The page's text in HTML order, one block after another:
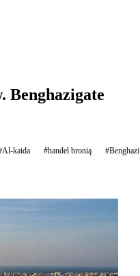
Benghazigate
kaida #handel bronią #Benghazi